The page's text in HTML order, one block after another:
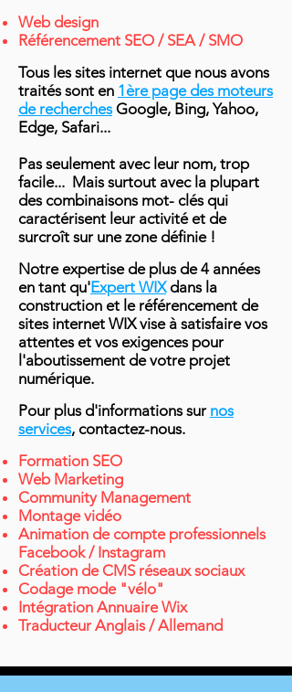
Web design
Référencement SEO / SEA / SMO
Tous les sites internet que nous avons
traités sont en 1ère page des moteurs
de recherchesGoogle, Bing, Yahoo,
Edge, Safari...
Pas seulement avec leur nom, trop
facile... Mais surtout avec la plupart
des combinaisons mot- clés qui
caractérisent leur activité et de
surcroît sur une zone définie !
Notre expertise de plus de 4 années
en tant qu'Expert WIXdans la
construction et le référencement de
sites internet WIX vise à satisfaire vos
attentes et vos exigences pour
l'aboutissement de votre projet
numérique.
Pour plus d'informations sur nos
services, contactez-nous.
Formation SEO
Web Marketing
Community Management
Montage vidéo
Animation de compte professionnels
Facebook / Instagram
Création de CMS réseaux sociaux
Codage mode "vélo"
Intégration Annuaire Wix
Traducteur Anglais / Allemand